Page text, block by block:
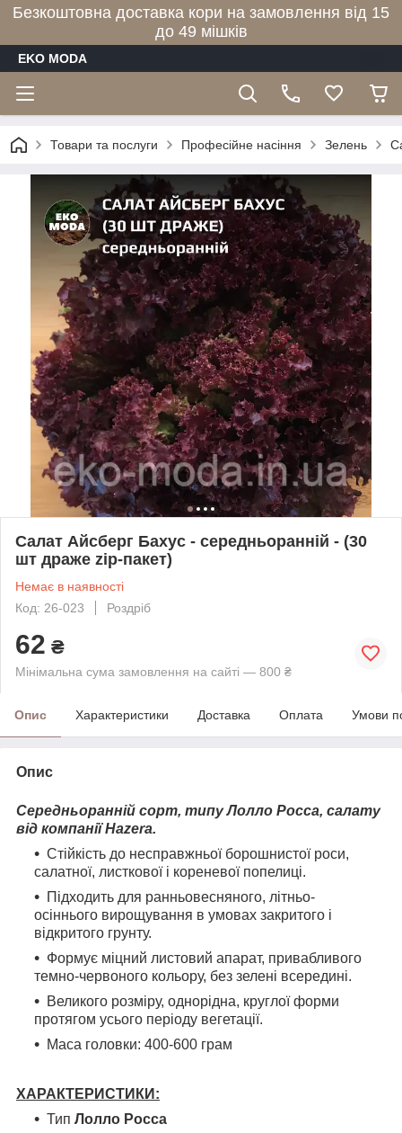
Безкоштовна доставка кори на замовлення від 15
до 49 мішків
EKO MODA
Товари та послуги Професійне насіння Зелень
Салат Айсберг Бахус - середньоранній - (30
шт драже zip-пакет)
Немає в наявності
Код: 26-023
Роздріб
62 ₴
Мінімальна сума замовлення на сайті — 800 ₴
Опис Характеристики Доставка Оплата Умови
Опис
Середньоранній сорт, типу Лолло Росса, салату
від компанії Hazera.
Стійкість до несправжньої борошнистої роси,
салатної, листкової і кореневої попелиці.
Підходить для ранньовесняного, літньо-
осіннього вирощування в умовах закритого і
відкритого грунту.
Формує міцний листовий апарат, привабливого
темно-червоного кольору, без зелені всередині.
Великого розміру, однорідна, круглої форми
протягом усього періоду вегетації.
Маса головки: 400-600 грам
ХАРАКТЕРИСТИКИ:
Тип Лолло Росса